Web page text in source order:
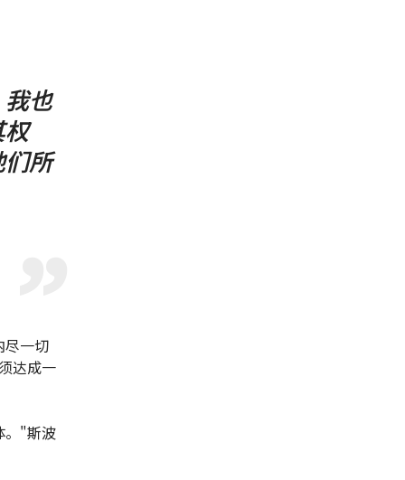
也
所
尽一切
达成一
。"斯波